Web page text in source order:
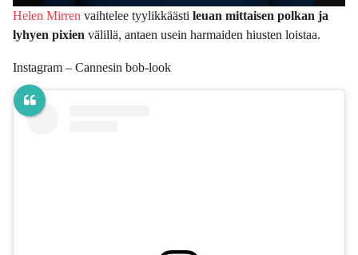
Helen Mirren vaihtelee tyylikkäästi leuan mittaisen polkan ja
lyhyen pixien välillä, antaen usein harmaiden hiusten loistaa.
Instagram – Cannesin bob-look